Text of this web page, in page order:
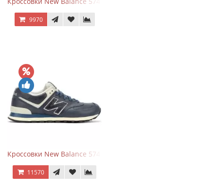
9970
Кроссовки New Balance 574 Classic Blue White Leather
11570